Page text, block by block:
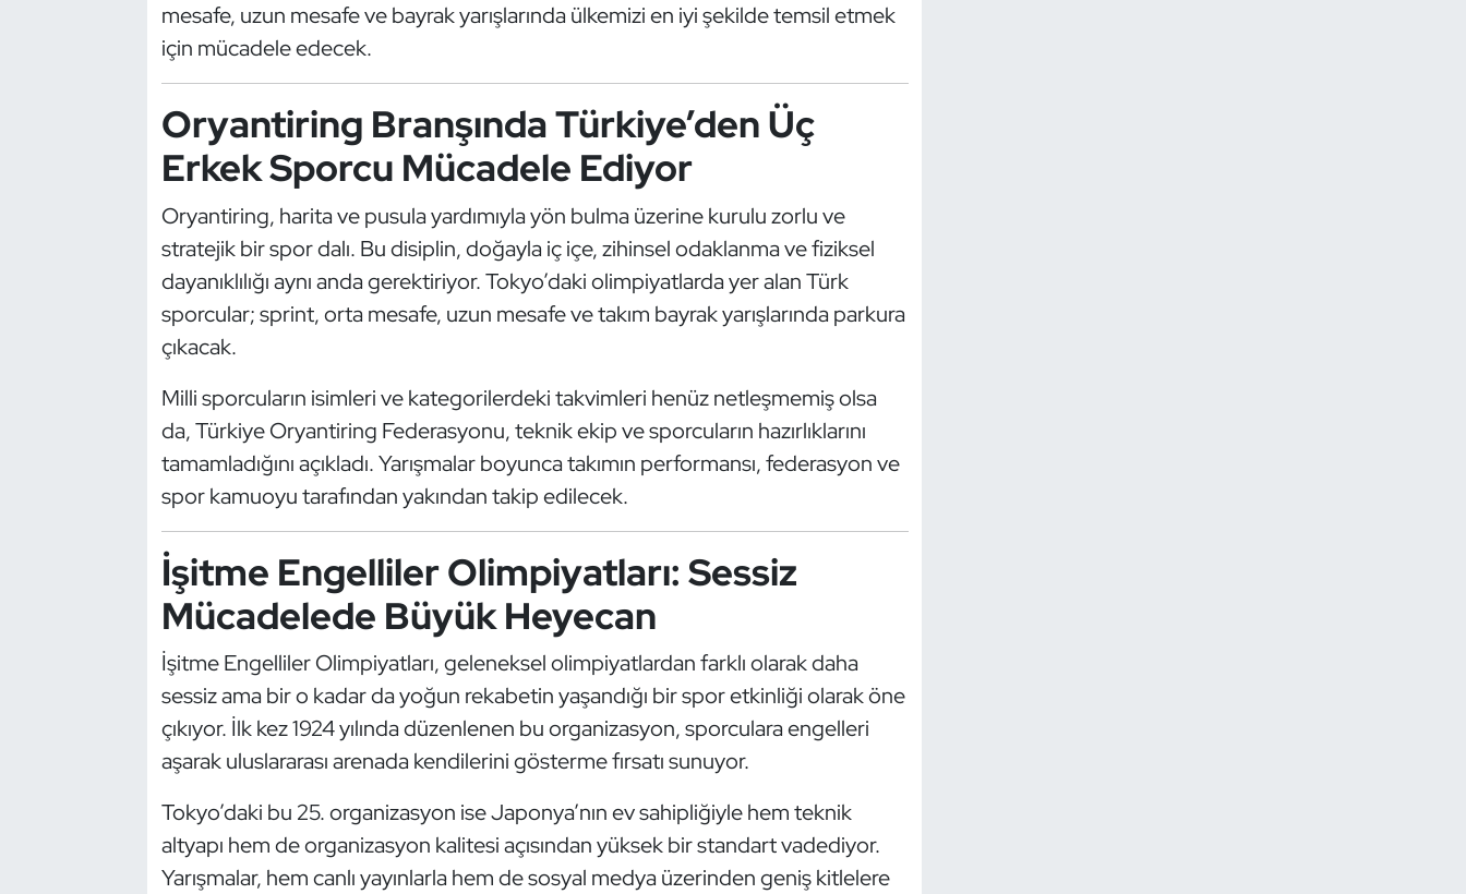
mesafe, uzun mesafe ve bayrak yarışlarında ülkemizi en iyi şekilde temsil etmek
için mücadele edecek.
Oryantiring Branşında Türkiye’den Üç
Erkek Sporcu Mücadele Ediyor
Oryantiring, harita ve pusula yardımıyla yön bulma üzerine kurulu zorlu ve
stratejik bir spor dalı. Bu disiplin, doğayla iç içe, zihinsel odaklanma ve fiziksel
dayanıklılığı aynı anda gerektiriyor. Tokyo’daki olimpiyatlarda yer alan Türk
sporcular; sprint, orta mesafe, uzun mesafe ve takım bayrak yarışlarında parkura
çıkacak.
Milli sporcuların isimleri ve kategorilerdeki takvimleri henüz netleşmemiş olsa
da, Türkiye Oryantiring Federasyonu, teknik ekip ve sporcuların hazırlıklarını
tamamladığını açıkladı. Yarışmalar boyunca takımın performansı, federasyon ve
spor kamuoyu tarafından yakından takip edilecek.
İşitme Engelliler Olimpiyatları: Sessiz
Mücadelede Büyük Heyecan
İşitme Engelliler Olimpiyatları, geleneksel olimpiyatlardan farklı olarak daha
sessiz ama bir o kadar da yoğun rekabetin yaşandığı bir spor etkinliği olarak öne
çıkıyor. İlk kez 1924 yılında düzenlenen bu organizasyon, sporculara engelleri
aşarak uluslararası arenada kendilerini gösterme fırsatı sunuyor.
Tokyo’daki bu 25. organizasyon ise Japonya’nın ev sahipliğiyle hem teknik
altyapı hem de organizasyon kalitesi açısından yüksek bir standart vadediyor.
Yarışmalar, hem canlı yayınlarla hem de sosyal medya üzerinden geniş kitlelere
İşitme Engelli Sporcular
Judo ve Kuraş
Kano ve Rafting
Modern Pentatlon
Motor Sporları